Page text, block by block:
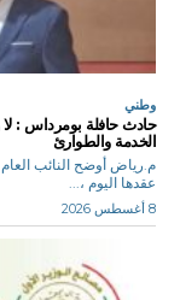
وطني
حادث حافلة بومرداس :
الخدمة والطوارئ
م.رياض أوضح
عقدها اليوم ،...
8 أغسطس 2026